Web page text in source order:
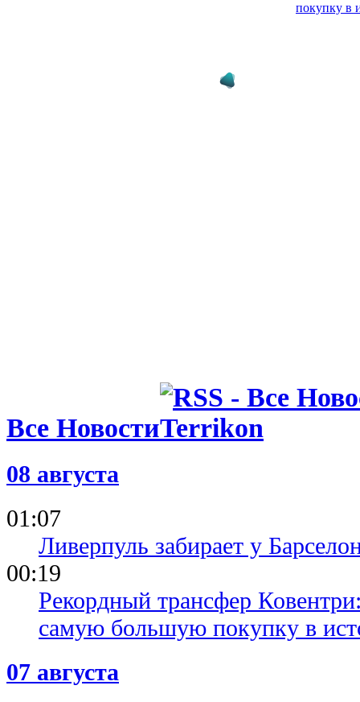
покупку в
Все Новости
08 августа
01:07
Ливерпуль забирает у
00:19
Рекордный трансфер
самую большую покупку в
07 августа